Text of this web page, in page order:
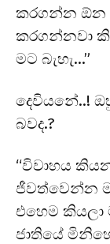
කරගන්න ඕන
කරගන්නවා
මට බැහැ…”
දෙවියනේ..!
බවද.?
“විවාහය
ජීවත්වෙන්න
එහෙම කියලා
ජාතියේ